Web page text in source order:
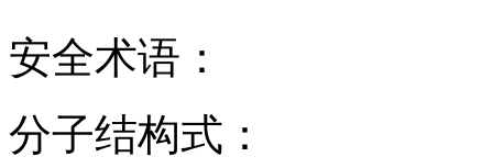
安全术语：
分子结构式：